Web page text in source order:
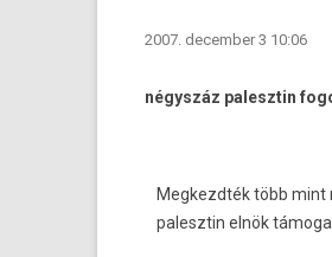
TENGERENTÚL2007. december 3 10:06
négyszáz palesztin
Megkezdték több
palesztin elnök